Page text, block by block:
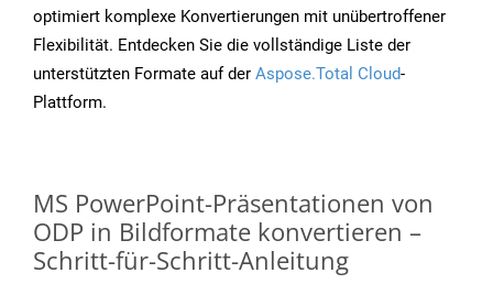
optimiert komplexe Konvertierungen mit unübertroffener
Flexibilität. Entdecken Sie die vollständige Liste der
unterstützten Formate auf der Aspose.Total Cloud-
Plattform.
MS PowerPoint-Präsentationen von
ODP in Bildformate konvertieren –
Schritt-für-Schritt-Anleitung